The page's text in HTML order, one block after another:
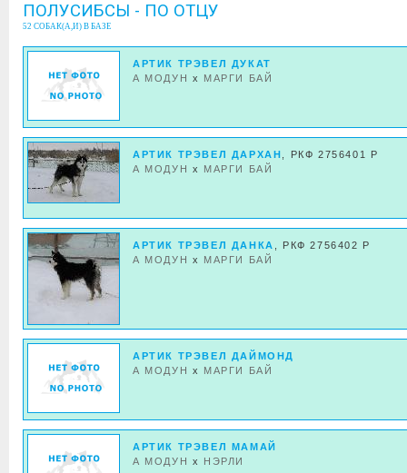
ПОЛУСИБСЫ - ПО ОТЦУ
52 СОБАК(А,И) В БАЗЕ
АРТИК ТРЭВЕЛ ДУКАТ
А МОДУН x МАРГИ БАЙ
АРТИК ТРЭВЕЛ ДАРХАН
, РКФ 2756401 Р
А МОДУН x МАРГИ БАЙ
АРТИК ТРЭВЕЛ ДАНКА
, РКФ 2756402 Р
А МОДУН x МАРГИ БАЙ
АРТИК ТРЭВЕЛ ДАЙМОНД
А МОДУН x МАРГИ БАЙ
АРТИК ТРЭВЕЛ МАМАЙ
А МОДУН x НЭРЛИ